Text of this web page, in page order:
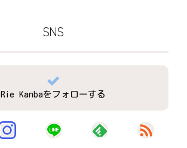
SNS
Rie Kanbaをフォローする